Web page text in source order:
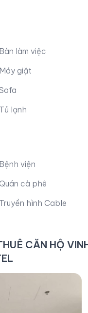
Bàn làm việc
Máy giặt
Tủ lạnh
Bệnh viện
cà phê
Truyền hình Cable
CĂN HỘ